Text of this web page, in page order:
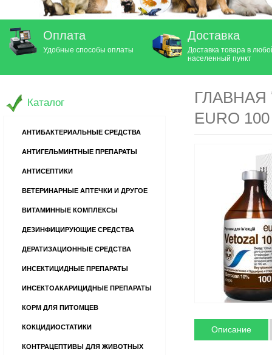
Оплата
Удобные способы оплаты
Доставка
Доставка товара в
населенный пункт
ГЛАВНАЯ
EURO
Описание
Каталог
АНТИБАКТЕРИАЛЬНЫЕ СРЕДСТВА
АНТИГЕЛЬМИНТНЫЕ ПРЕПАРАТЫ
АНТИСЕПТИКИ
ВЕТЕРИНАРНЫЕ АПТЕЧКИ И ДРУГОЕ
ВИТАМИННЫЕ КОМПЛЕКСЫ
ДЕЗИНФИЦИРУЮЩИЕ СРЕДСТВА
ДЕРАТИЗАЦИОННЫЕ СРЕДСТВА
ИНСЕКТИЦИДНЫЕ ПРЕПАРАТЫ
ИНСЕКТОАКАРИЦИДНЫЕ ПРЕПАРАТЫ
КОРМ ДЛЯ ПИТОМЦЕВ
КОКЦИДИОСТАТИКИ
КОНТРАЦЕПТИВЫ ДЛЯ ЖИВОТНЫХ